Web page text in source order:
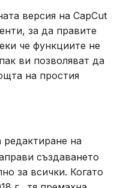
версия на CapCut
за да правите
че функциите не
ви позволяват да
на простия
редактиране на
създаването
за всички. Когато